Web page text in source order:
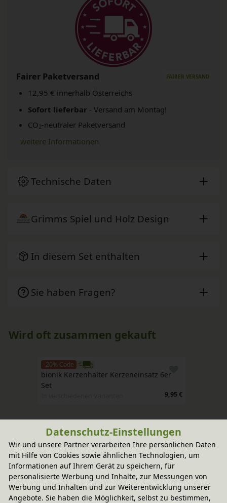
Fairer Paketversand
12,95 € innerhalb Österreichs
Sofort lieferbar - Versand am Montag!
CO2-neutraler Paketversand
weitere Informationen
Technische Daten
Grimms Spiel und Holz Design
In diesem Set enthalten
Sie haben Fragen?
Wird oft zusammen gekauft
-20% Code
bionik Kerzenhalter Kerzeneinsatz 6er
Set
9,95 €
Datenschutz-Einstellungen
Wir und unsere Partner verarbeiten Ihre persönlichen Daten
mit Hilfe von Cookies sowie ähnlichen Technologien, um
Informationen auf Ihrem Gerät zu speichern, für
personalisierte Werbung und Inhalte, zur Messungen von
Werbung und Inhalten und zur Weiterentwicklung unserer
Angebote. Sie haben die Möglichkeit, selbst zu bestimmen,